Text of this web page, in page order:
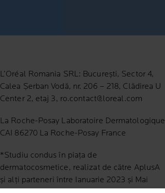
L’Oréal Romania SRL: București, Sector 4,
Calea Șerban Vodă, nr. 206 – 218, Clădirea U
Center 2, etaj 3, ro.contact@loreal.com
La Roche-Posay Laboratoire Dermatologique
CAI 86270 La Roche-Posay France
*Studiu condus în piața de
dermatocosmetice, realizat de către AplusA
și alți parteneri între Ianuarie 2023 și Mai